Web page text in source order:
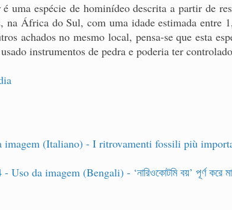
uma espécie de hominídeo descrita a partir de
na África do Sul, com uma idade estimada entre
achados no mesmo local, pensa-se que esta
instrumentos de pedra e poderia ter
imagem (Italiano) - I ritrovamenti fossili più
da imagem (Bengali) - ‘নারিওকোটমি বয়’ পূর্ণ করে